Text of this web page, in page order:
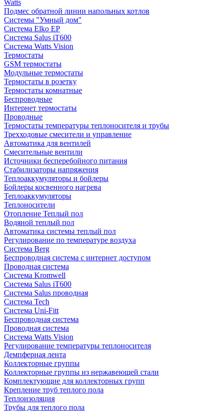
Watts
Подмес обратной линии напольных котлов
Системы "Умный дом"
Система Elko EP
Система Salus iT600
Система Watts Vision
Термостаты
GSM термостаты
Модульные термостаты
Термостаты в розетку
Термостаты комнатные
Беспроводные
Интернет термостаты
Проводные
Термостаты температуры теплоносителя и трубы
Трехходовые смесители и управление
Автоматика для вентилей
Смесительные вентили
Источники бесперебойного питания
Стабилизаторы напряжения
Теплоаккумуляторы и бойлеры
Бойлеры косвенного нагрева
Теплоаккумуляторы
Теплоносители
Отопление Теплый пол
Водяной теплый пол
Автоматика системы теплый пол
Регулирование по температуре воздуха
Система Berg
Беспроводная система с интернет доступом
Проводная система
Система Kromwell
Система Salus iT600
Система Salus проводная
Система Tech
Система Uni-Fitt
Беспроводная система
Проводная система
Система Watts Vision
Регулирование температуры теплоносителя
Демпферная лента
Коллекторные группы
Коллекторные группы из нержавеющей стали
Комплектующие для коллекторных групп
Крепление труб теплого пола
Теплоизоляция
Трубы для теплого пола